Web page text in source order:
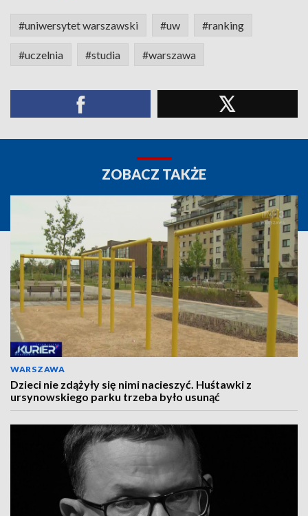
#uniwersytet warszawski #uw #ranking
#uczelnia #studia #warszawa
ZOBACZ TAKŻE
WARSZAWA
Dzieci nie zdążyły się nimi nacieszyć. Huśtawki z
ursynowskiego parku trzeba było usunąć